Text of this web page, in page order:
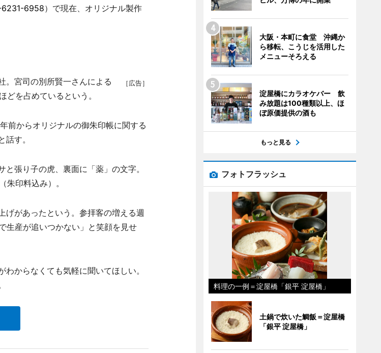
6958）で現在、オリジナル製作
［広告］
。宮司の別所賢一さんによる
を占めているという。
前からオリジナルの御朱印帳に関する
す。
張り子の虎、裏面に「薬」の文字。
印料込み）。
げがあったという。参拝客の増える週
生産が追いつかない」と笑顔を見せ
からなくても気軽に聞いてほしい。
大阪・本町に食堂 沖縄か
ら移転、こうじを活用した
メニューそろえる
淀屋橋にカラオケバー 飲
み放題は100種類以上、ほ
ぼ原価提供の酒も
もっと見る
フォトフラッシュ
料理の一例＝淀屋橋「銀平 淀屋橋」
土鍋で炊いた鯛飯＝淀屋橋
「銀平 淀屋橋」